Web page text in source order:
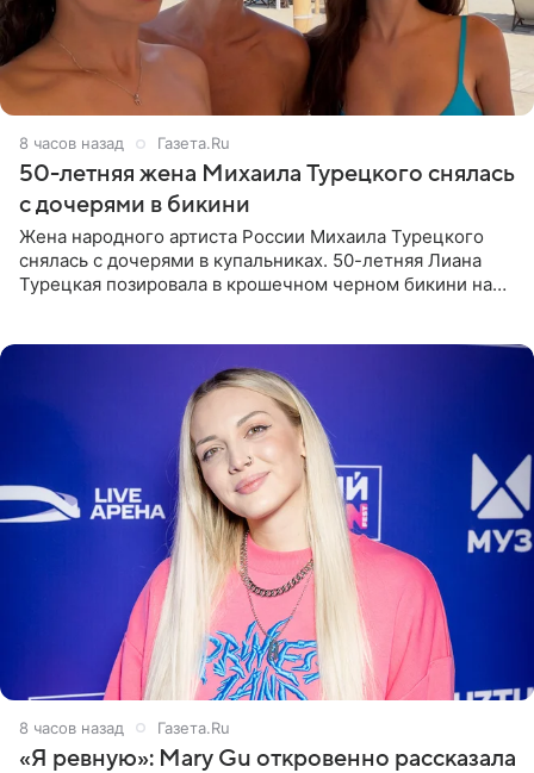
8 часов назад Газета.Ru
50-летняя жена Михаила Турецкого снялась
с дочерями в бикини
Жена народного артиста России Михаила Турецкого
снялась с дочерями в купальниках. 50-летняя Лиана
Турецкая позировала в крошечном черном бикини на
8 часов назад Газета.Ru
«Я ревную»: Mary Gu откровенно рассказала